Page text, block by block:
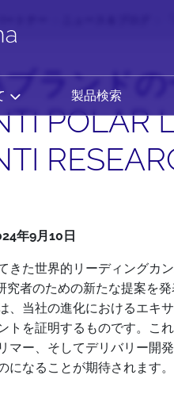
製品検索
ブランド
POLAR
年9月10日
きた世界的リーディングカ
究者のための新たな提案を
、当社の進化におけるエキ
トを証明するものです。こ
マー、そしてデリバリー開
になることが期待されます。